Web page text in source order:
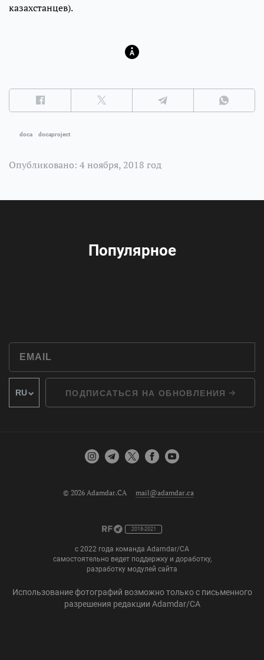
казахстанцев).
doca docaproject
Опубликовано: 4 ноября, 2018 год
Популярное
ПОДПИСАТЬСЯ НА ОБНОВЛЕНИЯ
© 2026 Adamdar.CA mail@adamdar.ca
2018-2021
с 2022 года команда Adamdar/CA
самостоятельно ведет поддержку и доработку,
разработку модулей сайта
Использование фотографий возможно только с письменного
разрешения редакции Adamdar/CA